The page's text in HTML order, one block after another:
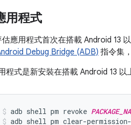
用程式
應用程式首次在搭載 Android 13
Debug Bridge (ADB) 指令集
程式是新安裝在搭載 Android 13 以
adb shell pm revoke
adb shell pm clear-